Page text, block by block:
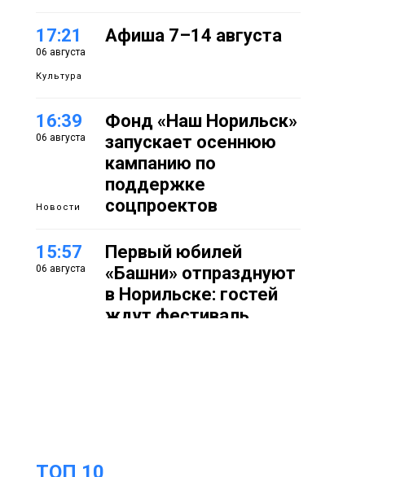
17:21
06 августа
Культура
Афиша 7–14 августа
16:39
06 августа
Новости
Фонд «Наш Норильск»
запускает осеннюю
кампанию по
поддержке
соцпроектов
15:57
06 августа
Первый юбилей
«Башни» отпразднуют
в Норильске: гостей
ждут фестиваль,
Образование
ТОП 10